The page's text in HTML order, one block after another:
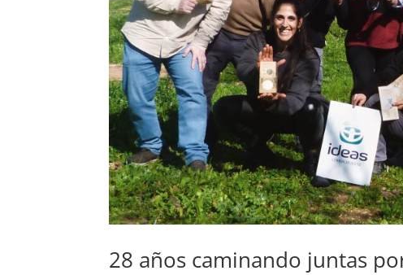
28 años caminando juntas